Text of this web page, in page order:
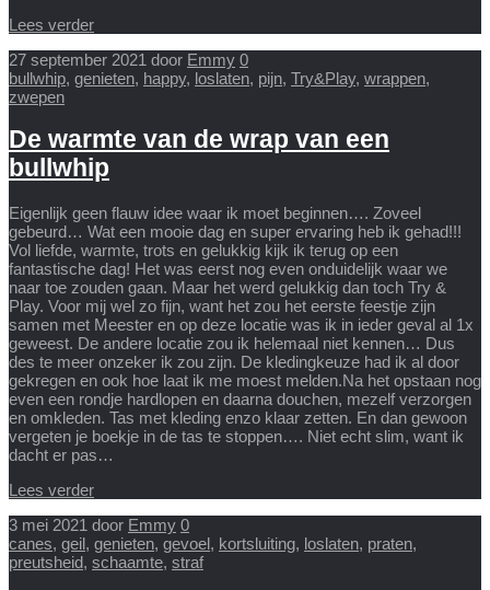
Lees verder
27 september 2021 door Emmy 0
bullwhip, genieten, happy, loslaten, pijn, Try&Play, wrappen,
zwepen
De warmte van de wrap van een
bullwhip
Eigenlijk geen flauw idee waar ik moet beginnen…. Zoveel
gebeurd… Wat een mooie dag en super ervaring heb ik gehad!!!
Vol liefde, warmte, trots en gelukkig kijk ik terug op een
fantastische dag! Het was eerst nog even onduidelijk waar we
naar toe zouden gaan. Maar het werd gelukkig dan toch Try &
Play. Voor mij wel zo fijn, want het zou het eerste feestje zijn
samen met Meester en op deze locatie was ik in ieder geval al 1x
geweest. De andere locatie zou ik helemaal niet kennen… Dus
des te meer onzeker ik zou zijn. De kledingkeuze had ik al door
gekregen en ook hoe laat ik me moest melden.Na het opstaan nog
even een rondje hardlopen en daarna douchen, mezelf verzorgen
en omkleden. Tas met kleding enzo klaar zetten. En dan gewoon
vergeten je boekje in de tas te stoppen…. Niet echt slim, want ik
dacht er pas…
Lees verder
3 mei 2021 door Emmy 0
canes, geil, genieten, gevoel, kortsluiting, loslaten, praten,
preutsheid, schaamte, straf